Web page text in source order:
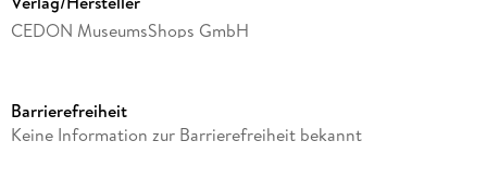
CEDON MuseumsShops GmbH
Gewicht
Barrierefreiheit
Keine Information zur Barrierefreiheit bekannt